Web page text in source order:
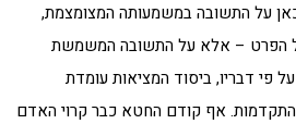
כאן על התשובה במשמעותה המצומצמת,
הפרט – אלא על התשובה המשמשת
פי דבריו, ביסוד המציאות עומדת
אף קודם החטא כבר קרוי האדם